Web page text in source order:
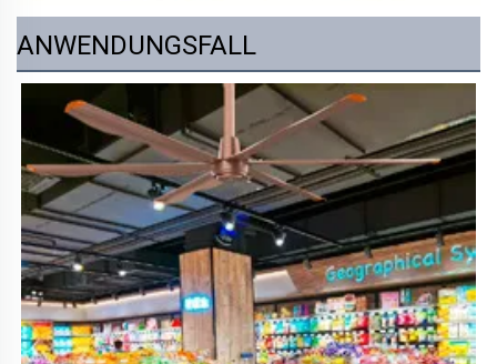
ANWENDUNGSFALL